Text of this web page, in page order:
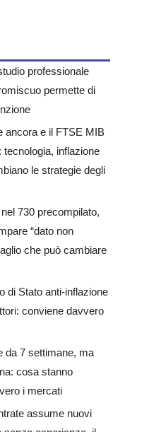
professionale
permette di
ancora e il FTSE MIB
tecnologia, inflazione
le strategie degli
730 precompilato,
“dato non
che può cambiare
di Stato anti-inflazione
conviene davvero
da 7 settimane, ma
cosa stanno
i mercati
assume nuovi